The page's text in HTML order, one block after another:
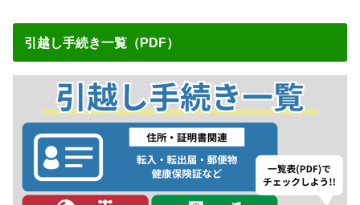
引越し手続き一覧（PDF）